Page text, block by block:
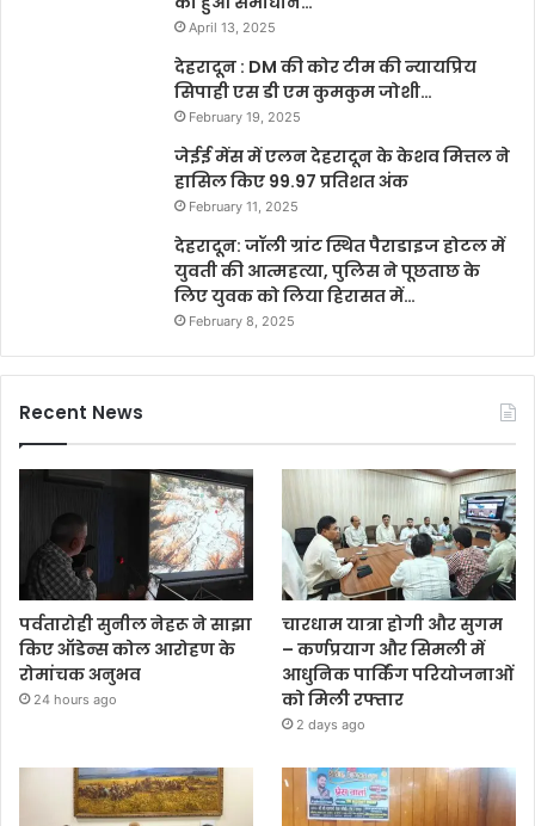
April 13, 2025
देहरादून : DM की कोर टीम की न्यायप्रिय
सिपाही एस डी एम कुमकुम जोशी…
February 19, 2025
जेईई मेंस में एलन देहरादून के केशव मित्तल ने
हासिल किए 99.97 प्रतिशत अंक
February 11, 2025
देहरादून: जॉली ग्रांट स्थित पैराडाइज होटल में
युवती की आत्महत्या, पुलिस ने पूछताछ के
लिए युवक को लिया हिरासत में…
February 8, 2025
Recent News
पर्वतारोही सुनील नेहरू ने साझा
किए ऑडेन्स कोल आरोहण के
रोमांचक अनुभव
24 hours ago
चारधाम यात्रा होगी और सुगम
– कर्णप्रयाग और सिमली में
आधुनिक पार्किंग परियोजनाओं
को मिली रफ्तार
2 days ago